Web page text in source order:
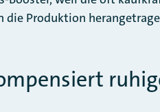
Produktion